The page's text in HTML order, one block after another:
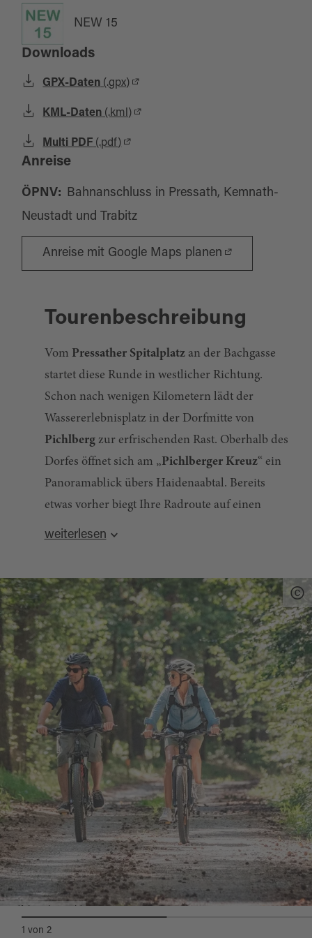
NEW 15
Downloads
GPX-Daten (.gpx)
KML-Daten (.kml)
Multi PDF (.pdf)
Anreise
ÖPNV: Bahnanschluss in Pressath, Kemnath-
Neustadt und Trabitz
Anreise mit Google Maps planen
Tourenbeschreibung
Vom Pressather Spitalplatzan der Bachgasse
startet diese Runde in westlicher Richtung.
Schon nach wenigen Kilometern lädt der
Wassererlebnisplatz in der Dorfmitte von
Pichlbergzur erfrischenden Rast. Oberhalb des
Dorfes öffnet sich am „Pichlberger Kreuz“ ein
Panoramablick übers Haidenaabtal. Bereits
etwas vorher biegt Ihre Radroute auf einen
Feldweg ein, der über den sagenumwobenen
ehemaligen Wallfahrtkirche informiert eine
Tafel über die archäologischen Ausgrabungen
eines slawischen Gräberfeldes. Vor der Fassade
der ehemaligen Rokokokirche geht der Ausblick
weit Richtung Westen.
Neustadt am Kulm. Der weitläufige Marktplatz
wird von stattlichen Ackerbürgerhäusern mit
schönen Sandsteinfassaden gesäumt. Wer den
Rauhen Kulm erklimmen möchte, der folgt nun
der Beschilderung „NEW 23“ den Stadtplatz
entlang und hinauf in den Kulmwald. Der
Gipfel des Basaltkegels ist jedoch auf dem
letzten Stück nur zu Fuß zu erreichen (ca. 15
min Fußweg, festes Schuhwerk erforderlich).
Der Rundweg NEW 15 führt um die
Felsformation desKleinen Kulmesherum
weiter RichtungMockersdorfmit seiner
Rokokokirche St. Michael. Durch Felder und
Wiesen geht es weiter um den Rauhen Kulm
herum ins Haidenaabtal. Vorbei am Schloss
Wolframshof
(Privatbesitz) erreichen Sie Kastl .
Durch Unterbruck gelangen Sie nach
weiterlesen
1 von2